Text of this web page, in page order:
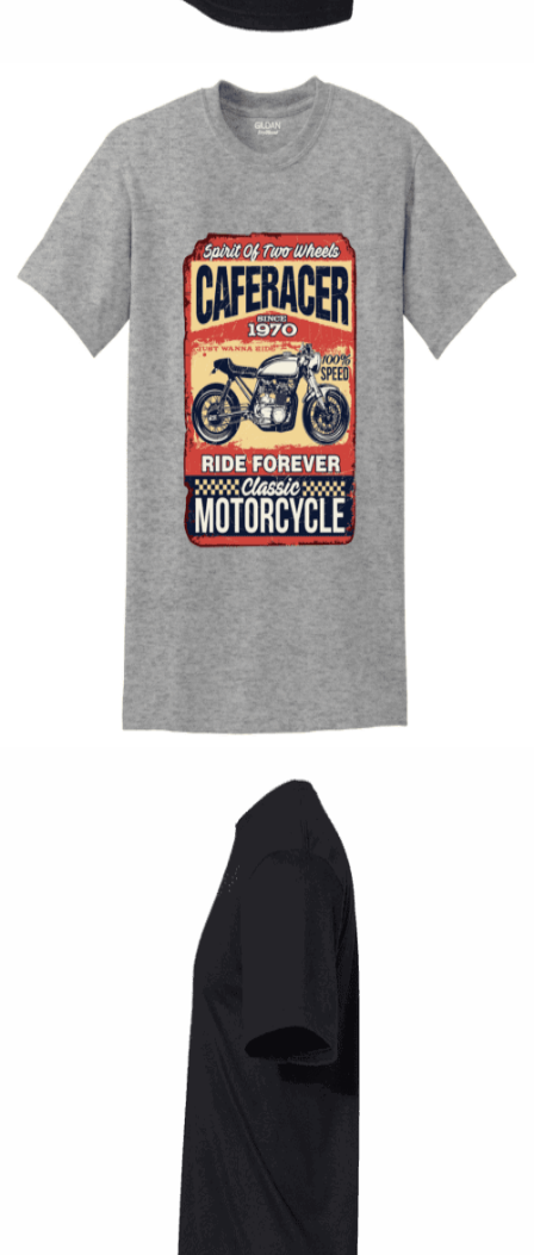
UNISEX TSHIRT
Tshirt Cafe race Motorcycle
14,00 €